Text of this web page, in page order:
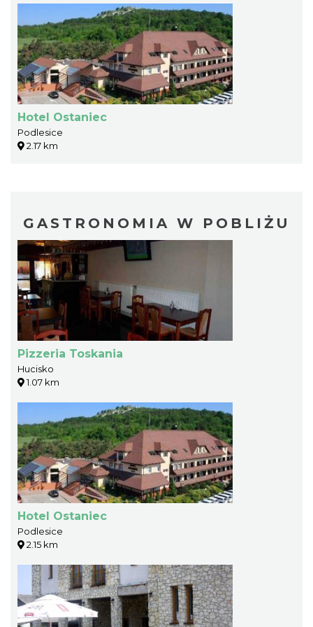
Hotel Ostaniec
Podlesice
2.17 km
GASTRONOMIA W POBLIŻU
Pizzeria Toskania
Hucisko
1.07 km
Hotel Ostaniec
Podlesice
2.15 km